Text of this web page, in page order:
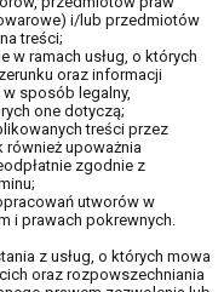
i/lub przedmiotów
treści;
w ramach usług, o których
oraz informacji
sposób legalny,
one dotyczą;
treści przez
również upoważnia
zgodnie z
utworów w
i prawach pokrewnych.
z usług, o których mowa
oraz rozpowszechniania